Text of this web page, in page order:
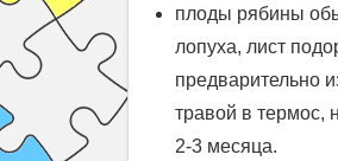
плоды рябины
лопуха, лист
предварительно
травой в термос,
2-3 месяца.